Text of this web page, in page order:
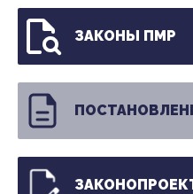
ЗАКОНЫ ПМР